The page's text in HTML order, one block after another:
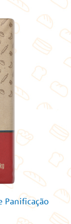
Panificação